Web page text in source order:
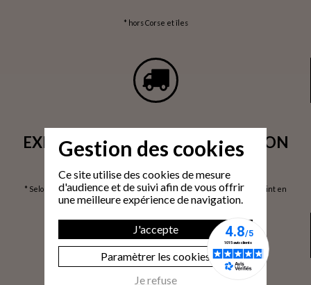
Gestion des cookies
Ce site utilise des cookies de mesure
d'audience et de suivi afin de vous offrir
une meilleure expérience de navigation.
J'accepte
Paramètrer les cookies
Je refuse
* hors Corse et îles
EXPÉDITION SOUS 24H / LIVRAISON
* Selon volume de commande / via prise de rendez-vous / Livraison 1 point en
France Métropolitaine / hors Corse et îles, sur devis